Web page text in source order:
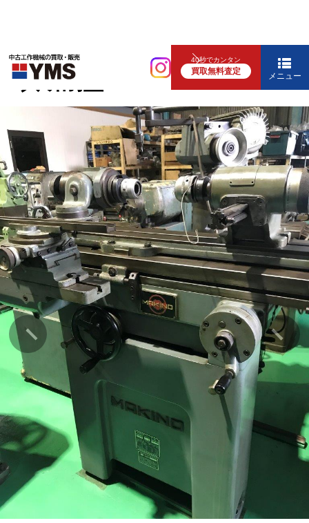
40秒でカンタン
買取無料査定 メニュー
研削盤
工具研削盤